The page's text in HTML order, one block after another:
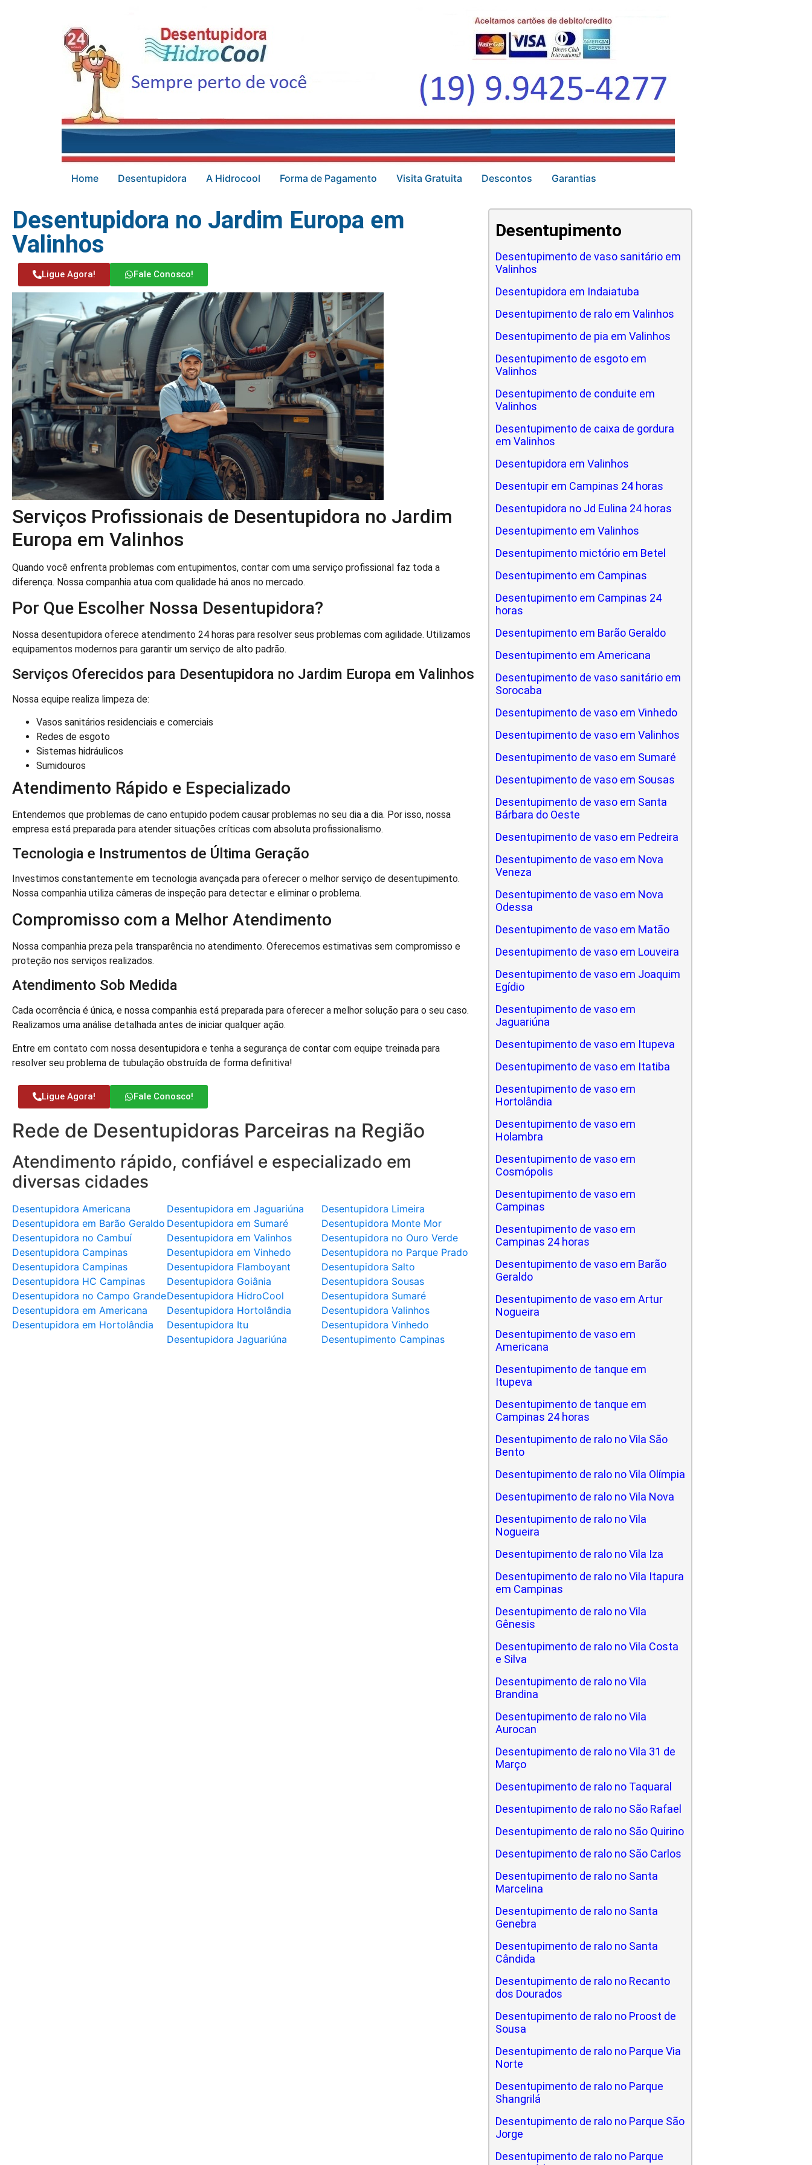
Home Desentupidora A Hidrocool Forma de Pagamento Visita Gratuita Descontos Garantias
Desentupidora no Jardim Europa em
Valinhos
Ligue Agora! Fale Conosco!
Serviços Profissionais de Desentupidora no Jardim
Europa em Valinhos
Quando você enfrenta problemas com entupimentos, contar com uma serviço profissional faz toda a
diferença. Nossa companhia atua com qualidade há anos no mercado.
Por Que Escolher Nossa Desentupidora?
Nossa desentupidora oferece atendimento 24 horas para resolver seus problemas com agilidade. Utilizamos
equipamentos modernos para garantir um serviço de alto padrão.
Serviços Oferecidos para Desentupidora no Jardim Europa em Valinhos
Nossa equipe realiza limpeza de:
Vasos sanitários residenciais e comerciais
Redes de esgoto
Sistemas hidráulicos
Sumidouros
Atendimento Rápido e Especializado
Entendemos que problemas de cano entupido podem causar problemas no seu dia a dia. Por isso, nossa
empresa está preparada para atender situações críticas com absoluta profissionalismo.
Tecnologia e Instrumentos de Última Geração
Investimos constantemente em tecnologia avançada para oferecer o melhor serviço de desentupimento.
Nossa companhia utiliza câmeras de inspeção para detectar e eliminar o problema.
Compromisso com a Melhor Atendimento
Nossa companhia preza pela transparência no atendimento. Oferecemos estimativas sem compromisso e
proteção nos serviços realizados.
Atendimento Sob Medida
Cada ocorrência é única, e nossa companhia está preparada para oferecer a melhor solução para o seu caso.
Realizamos uma análise detalhada antes de iniciar qualquer ação.
Entre em contato com nossa desentupidora e tenha a segurança de contar com equipe treinada para
resolver seu problema de tubulação obstruída de forma definitiva!
Ligue Agora! Fale Conosco!
Rede de Desentupidoras Parceiras na Região
Atendimento rápido, confiável e especializado em
diversas cidades
Desentupidora Americana
Desentupidora em Barão Geraldo
Desentupidora no Cambuí
Desentupidora Campinas
Desentupidora Campinas
Desentupidora HC Campinas
Desentupidora no Campo Grande
Desentupidora em Americana
Desentupidora em Hortolândia
Desentupidora em Jaguariúna
Desentupidora em Sumaré
Desentupidora em Valinhos
Desentupidora em Vinhedo
Desentupidora Flamboyant
Desentupidora Goiânia
Desentupidora HidroCool
Desentupidora Hortolândia
Desentupidora Itu
Desentupidora Jaguariúna
Desentupidora Limeira
Desentupidora Monte Mor
Desentupidora no Ouro Verde
Desentupidora no Parque Prado
Desentupidora Salto
Desentupidora Sousas
Desentupidora Sumaré
Desentupidora Valinhos
Desentupidora Vinhedo
Desentupimento Campinas
Desentupimento
Desentupimento de vaso sanitário em
Valinhos
Desentupidora em Indaiatuba
Desentupimento de ralo em Valinhos
Desentupimento de pia em Valinhos
Desentupimento de esgoto em
Valinhos
Desentupimento de conduite em
Valinhos
Desentupimento de caixa de gordura
em Valinhos
Desentupidora em Valinhos
Desentupir em Campinas 24 horas
Desentupidora no Jd Eulina 24 horas
Desentupimento em Valinhos
Desentupimento mictório em Betel
Desentupimento em Campinas
Desentupimento em Campinas 24
horas
Desentupimento em Barão Geraldo
Desentupimento em Americana
Desentupimento de vaso sanitário em
Sorocaba
Desentupimento de vaso em Vinhedo
Desentupimento de vaso em Valinhos
Desentupimento de vaso em Sumaré
Desentupimento de vaso em Sousas
Desentupimento de vaso em Santa
Bárbara do Oeste
Desentupimento de vaso em Pedreira
Desentupimento de vaso em Nova
Veneza
Desentupimento de vaso em Nova
Odessa
Desentupimento de vaso em Matão
Desentupimento de vaso em Louveira
Desentupimento de vaso em Joaquim
Egídio
Desentupimento de vaso em
Jaguariúna
Desentupimento de vaso em Itupeva
Desentupimento de vaso em Itatiba
Desentupimento de vaso em
Hortolândia
Desentupimento de vaso em
Holambra
Desentupimento de vaso em
Cosmópolis
Desentupimento de vaso em
Campinas
Desentupimento de vaso em
Campinas 24 horas
Desentupimento de vaso em Barão
Geraldo
Desentupimento de vaso em Artur
Nogueira
Desentupimento de vaso em
Americana
Desentupimento de tanque em
Itupeva
Desentupimento de tanque em
Campinas 24 horas
Desentupimento de ralo no Vila São
Bento
Desentupimento de ralo no Vila Olímpia
Desentupimento de ralo no Vila Nova
Desentupimento de ralo no Vila
Nogueira
Desentupimento de ralo no Vila Iza
Desentupimento de ralo no Vila Itapura
em Campinas
Desentupimento de ralo no Vila
Gênesis
Desentupimento de ralo no Vila Costa
e Silva
Desentupimento de ralo no Vila
Brandina
Desentupimento de ralo no Vila
Aurocan
Desentupimento de ralo no Vila 31 de
Março
Desentupimento de ralo no Taquaral
Desentupimento de ralo no São Rafael
Desentupimento de ralo no São Quirino
Desentupimento de ralo no São Carlos
Desentupimento de ralo no Santa
Marcelina
Desentupimento de ralo no Santa
Genebra
Desentupimento de ralo no Santa
Cândida
Desentupimento de ralo no Recanto
dos Dourados
Desentupimento de ralo no Proost de
Sousa
Desentupimento de ralo no Parque Via
Norte
Desentupimento de ralo no Parque
Shangrilá
Desentupimento de ralo no Parque São
Jorge
Desentupimento de ralo no Parque